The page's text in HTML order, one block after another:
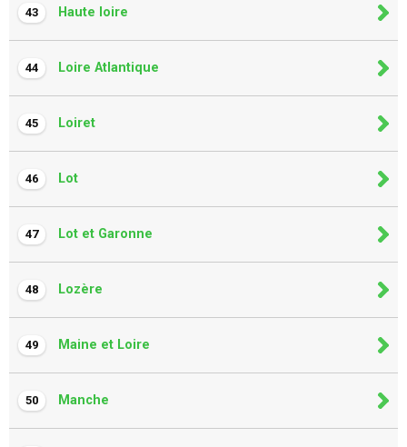
43 Haute loire
44 Loire Atlantique
45 Loiret
46 Lot
47 Lot et Garonne
48 Lozère
49 Maine et Loire
50 Manche